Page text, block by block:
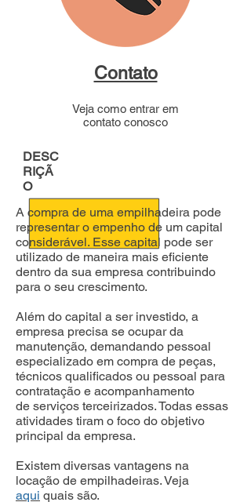
Contato
Veja como entrar em
contato conosco
DESC
RIÇÃ
O
A compra de uma empilhadeira pode
representar o empenho de um capital
considerável. Esse capital pode ser
utilizado de maneira mais eficiente
dentro da sua empresa contribuindo
para o seu crescimento.
Além do capital a ser investido, a
empresa precisa se ocupar da
manutenção, demandando pessoal
especializado em compra de peças,
técnicos qualificados ou pessoal para
contratação e acompanhamento
de serviços terceirizados. Todas essas
atividades tiram o foco do objetivo
principal da empresa.
Existem diversas vantagens na
locação de empilhadeiras. Veja
aqui quais são.